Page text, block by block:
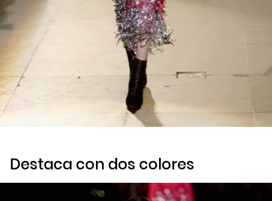
Destaca con dos colores